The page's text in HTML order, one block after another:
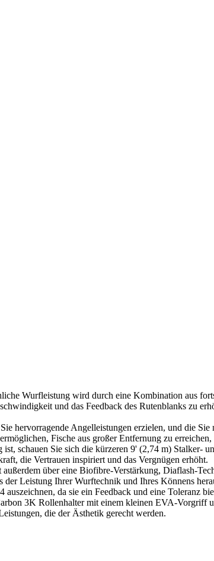
Wurfleistung wird durch eine Kombination aus
und das Feedback des Rutenblanks zu
hervorragende Angelleistungen erzielen, und die
Fische aus großer Entfernung zu
schauen Sie sich die kürzeren 9' (2,74 m) Stalker-
die Vertrauen inspiriert und das Vergnügen erhöht.
über eine Biofibre-Verstärkung, Diaflash-
Leistung Ihrer Wurftechnik und Ihres Könnens
da sie ein Feedback und eine Toleranz
3K Rollenhalter mit einem kleinen EVA-Vorgriff
die der Ästhetik gerecht werden.